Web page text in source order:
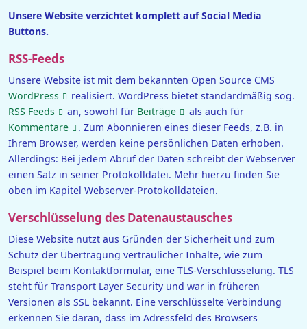
Unsere Website verzichtet komplett auf Social Media
Buttons.
RSS-Feeds
Unsere Website ist mit dem bekannten Open Source CMS
WordPress
realisiert. WordPress bietet standardmäßig sog.
RSS Feeds
an, sowohl für Beiträge
als auch für
Kommentare
. Zum Abonnieren eines dieser Feeds, z.B. in
Ihrem Browser, werden keine persönlichen Daten erhoben.
Allerdings: Bei jedem Abruf der Daten schreibt der Webserver
einen Satz in seiner Protokolldatei. Mehr hierzu finden Sie
oben im Kapitel Webserver-Protokolldateien.
Verschlüsselung des Datenaustausches
Diese Website nutzt aus Gründen der Sicherheit und zum
Schutz der Übertragung vertraulicher Inhalte, wie zum
Beispiel beim Kontaktformular, eine TLS-Verschlüsselung. TLS
steht für Transport Layer Security und war in früheren
Versionen als SSL bekannt. Eine verschlüsselte Verbindung
erkennen Sie daran, dass im Adressfeld des Browsers